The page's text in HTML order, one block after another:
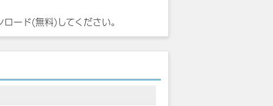
ロード(無料)してください。